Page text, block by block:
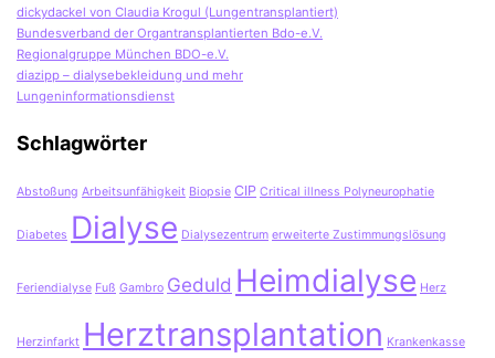
dickydackel von Claudia Krogul (Lungentransplantiert)
Bundesverband der Organtransplantierten Bdo-e.V.
Regionalgruppe München BDO-e.V.
diazipp – dialysebekleidung und mehr
Lungeninformationsdienst
Schlagwörter
Abstoßung Arbeitsunfähigkeit Biopsie CIP Critical illness Polyneurophatie
Diabetes Dialyse Dialysezentrum erweiterte Zustimmungslösung
Feriendialyse Fuß Gambro Geduld Heimdialyse Herz
Herzinfarkt Herztransplantation Krankenkasse